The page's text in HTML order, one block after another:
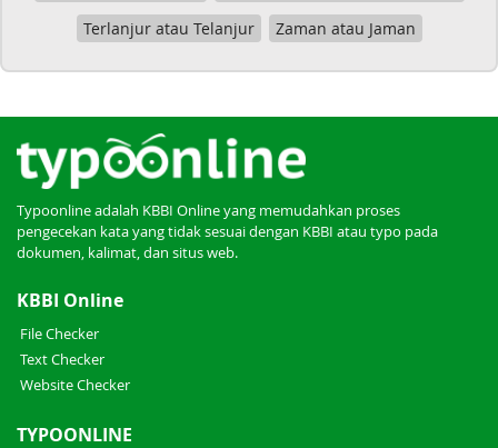
Terlanjur atau Telanjur
Zaman atau Jaman
Typoonline adalah KBBI Online yang memudahkan proses
pengecekan kata yang tidak sesuai dengan KBBI atau typo pada
dokumen, kalimat, dan situs web.
KBBI Online
File Checker
Text Checker
Website Checker
TYPOONLINE